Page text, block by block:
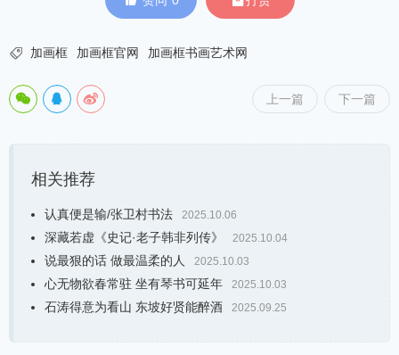
 加画框 加画框官网 加画框书画艺术网
上一篇 下一篇
相关推荐
认真便是输/张卫村书法 2025.10.06
深藏若虚《史记·老子韩非列传》 2025.10.04
说最狠的话 做最温柔的人 2025.10.03
心无物欲春常驻 坐有琴书可延年 2025.10.03
石涛得意为看山 东坡好贤能醉酒 2025.09.25